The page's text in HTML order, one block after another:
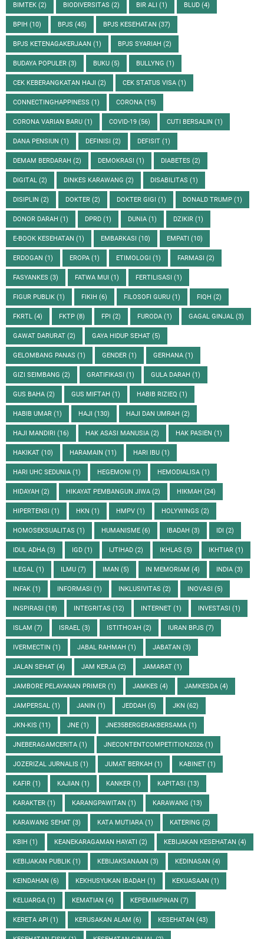
BIMTEK (2) BIODIVERSITAS (2) BIR ALI (1) BLUD (4)
BPIH (10) BPJS (45) BPJS KESEHATAN (37)
BPJS KETENAGAKERJAAN (1) BPJS SYARIAH (2)
BUDAYA POPULER (3) BUKU (5) BULLYNG (1)
CEK KEBERANGKATAN HAJI (2) CEK STATUS VISA (1)
CONNECTINGHAPPINESS (1) CORONA (15)
CORONA VARIAN BARU (1) COVID-19 (56) CUTI BERSALIN (1)
DANA PENSIUN (1) DEFINISI (2) DEFISIT (1)
DEMAM BERDARAH (2) DEMOKRASI (1) DIABETES (2)
DIGITAL (2) DINKES KARAWANG (2) DISABILITAS (1)
DISIPLIN (2) DOKTER (2) DOKTER GIGI (1) DONALD TRUMP (1)
DONOR DARAH (1) DPRD (1) DUNIA (1) DZIKIR (1)
E-BOOK KESEHATAN (1) EMBARKASI (10) EMPATI (10)
ERDOGAN (1) EROPA (1) ETIMOLOGI (1) FARMASI (2)
FASYANKES (3) FATWA MUI (1) FERTILISASI (1)
FIGUR PUBLIK (1) FIKIH (6) FILOSOFI GURU (1) FIQH (2)
FKRTL (4) FKTP (8) FPI (2) FURODA (1) GAGAL GINJAL (3)
GAWAT DARURAT (2) GAYA HIDUP SEHAT (5)
GELOMBANG PANAS (1) GENDER (1) GERHANA (1)
GIZI SEIMBANG (2) GRATIFIKASI (1) GULA DARAH (1)
GUS BAHA (2) GUS MIFTAH (1) HABIB RIZIEQ (1)
HABIB UMAR (1) HAJI (130) HAJI DAN UMRAH (2)
HAJI MANDIRI (16) HAK ASASI MANUSIA (2) HAK PASIEN (1)
HAKIKAT (10) HARAMAIN (11) HARI IBU (1)
HARI UHC SEDUNIA (1) HEGEMONI (1) HEMODIALISA (1)
HIDAYAH (2) HIKAYAT PEMBANGUN JIWA (2) HIKMAH (24)
HIPERTENSI (1) HKN (1) HMPV (1) HOLYWINGS (2)
HOMOSEKSUALITAS (1) HUMANISME (6) IBADAH (3) IDI (2)
IDUL ADHA (3) IGD (1) IJTIHAD (2) IKHLAS (5) IKHTIAR (1)
ILEGAL (1) ILMU (7) IMAN (5) IN MEMORIAM (4) INDIA (3)
INFAK (1) INFORMASI (1) INKLUSIVITAS (2) INOVASI (5)
INSPIRASI (18) INTEGRITAS (12) INTERNET (1) INVESTASI (1)
ISLAM (7) ISRAEL (3) ISTITHO'AH (2) IURAN BPJS (7)
IVERMECTIN (1) JABAL RAHMAH (1) JABATAN (3)
JALAN SEHAT (4) JAM KERJA (2) JAMARAT (1)
JAMBORE PELAYANAN PRIMER (1) JAMKES (4) JAMKESDA (4)
JAMPERSAL (1) JANIN (1) JEDDAH (5) JKN (62)
JKN-KIS (11) JNE (1) JNE35BERGERAKBERSAMA (1)
JNEBERAGAMCERITA (1) JNECONTENTCOMPETITION2026 (1)
JOZERIZAL JURNALIS (1) JUMAT BERKAH (1) KABINET (1)
KAFIR (1) KAJIAN (1) KANKER (1) KAPITASI (13)
KARAKTER (1) KARANGPAWITAN (1) KARAWANG (13)
KARAWANG SEHAT (3) KATA MUTIARA (1) KATERING (2)
KBIH (1) KEANEKARAGAMAN HAYATI (2) KEBIJAKAN KESEHATAN (4)
KEBIJAKAN PUBLIK (1) KEBIJAKSANAAN (3) KEDINASAN (4)
KEINDAHAN (6) KEKHUSYUKAN IBADAH (1) KEKUASAAN (1)
KELUARGA (1) KEMATIAN (4) KEPEMIMPINAN (7)
KERETA API (1) KERUSAKAN ALAM (6) KESEHATAN (43)